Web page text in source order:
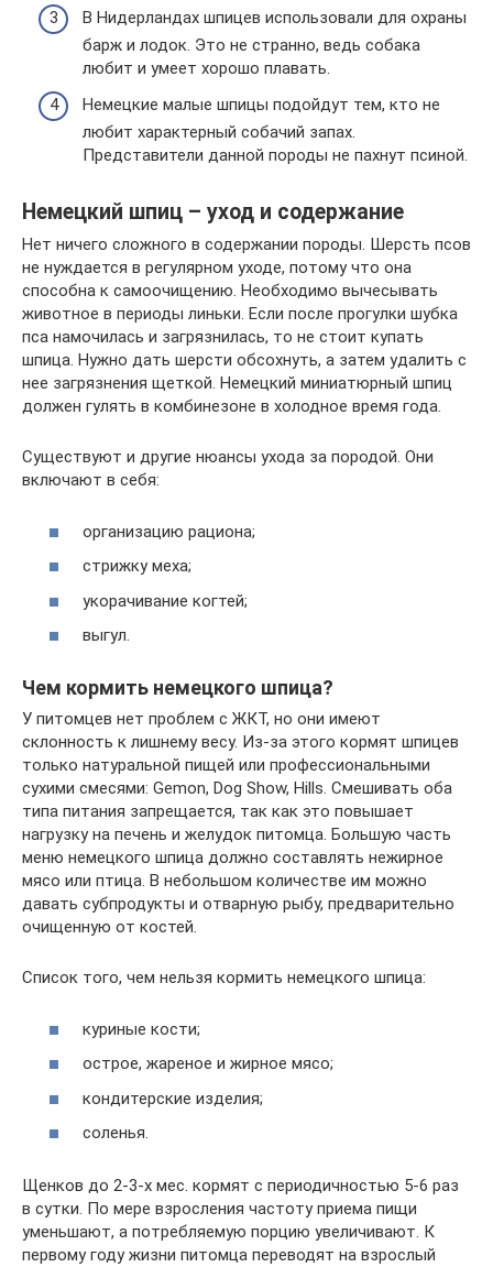
В Нидерландах шпицев использовали для охраны
барж и лодок. Это не странно, ведь собака
любит и умеет хорошо плавать.
Немецкие малые шпицы подойдут тем, кто не
любит характерный собачий запах.
Представители данной породы не пахнут псиной.
Немецкий шпиц – уход и содержание
Нет ничего сложного в содержании породы. Шерсть псов
не нуждается в регулярном уходе, потому что она
способна к самоочищению. Необходимо вычесывать
животное в периоды линьки. Если после прогулки шубка
пса намочилась и загрязнилась, то не стоит купать
шпица. Нужно дать шерсти обсохнуть, а затем удалить с
нее загрязнения щеткой. Немецкий миниатюрный шпиц
должен гулять в комбинезоне в холодное время года.
Существуют и другие нюансы ухода за породой. Они
включают в себя:
организацию рациона;
стрижку меха;
укорачивание когтей;
выгул.
Чем кормить немецкого шпица?
У питомцев нет проблем с ЖКТ, но они имеют
склонность к лишнему весу. Из-за этого кормят шпицев
только натуральной пищей или профессиональными
сухими смесями: Gemon, Dog Show, Hills. Смешивать оба
типа питания запрещается, так как это повышает
нагрузку на печень и желудок питомца. Большую часть
меню немецкого шпица должно составлять нежирное
мясо или птица. В небольшом количестве им можно
давать субпродукты и отварную рыбу, предварительно
очищенную от костей.
Список того, чем нельзя кормить немецкого шпица:
куриные кости;
острое, жареное и жирное мясо;
кондитерские изделия;
соленья.
Щенков до 2-3-х мес. кормят с периодичностью 5-6 раз
в сутки. По мере взросления частоту приема пищи
уменьшают, а потребляемую порцию увеличивают. К
первому году жизни питомца переводят на взрослый